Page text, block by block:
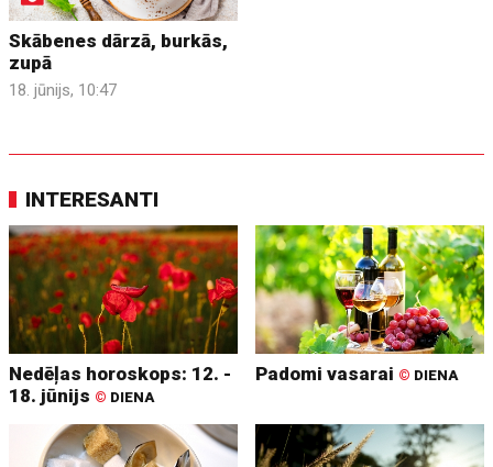
Skābenes dārzā, burkās,
zupā
18. jūnijs, 10:47
INTERESANTI
Nedēļas horoskops: 12. -
18. jūnijs © DIENA
Padomi vasarai © DIENA